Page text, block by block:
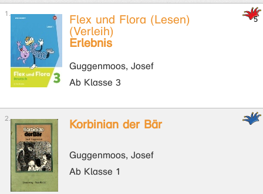
Flex und Flora (Lesen)
(Verleih)
Erlebnis
Guggenmoos, Josef
Ab Klasse 3
Korbinian der Bär
Guggenmoos, Josef
Ab Klasse 1